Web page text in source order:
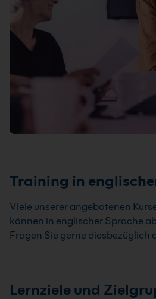
Training in
Viele unserer angebotenen
können in englischer Sprache
Fragen Sie gerne diesbezüglich
Lernziele und